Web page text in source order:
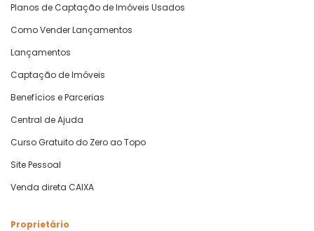
Planos de Captação de Imóveis Usados
Como Vender Lançamentos
Lançamentos
Captação de Imóveis
Benefícios e Parcerias
Central de Ajuda
Curso Gratuito do Zero ao Topo
Site Pessoal
Venda direta CAIXA
Proprietário